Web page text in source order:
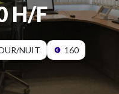
H/F
NUIT 160